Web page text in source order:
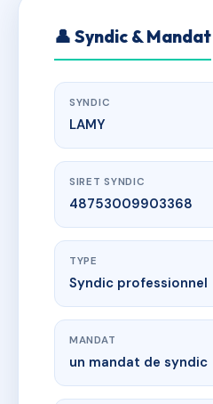
👤 Syndic & Mandat
SYNDIC
LAMY
SIRET SYNDIC
48753009903368
TYPE
Syndic professionnel
MANDAT
un mandat de syndic